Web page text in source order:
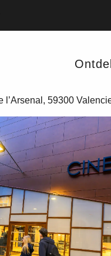
Cinéma
l’Arsenal, 59300